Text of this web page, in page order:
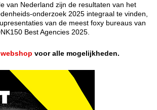
van Nederland zijn de resultaten van het
onderzoek 2025 integraal te vinden,
van de meest foxy bureaus van
Best Agencies 2025.
voor alle mogelijkheden.